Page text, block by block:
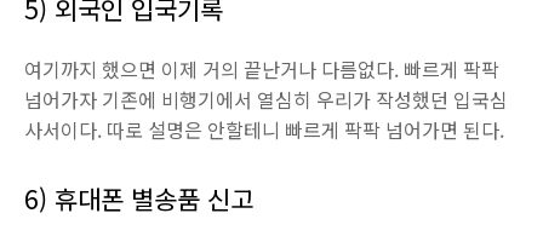
5) 외국인 입국기록
여기까지 했으면 이제 거의 끝난거나 다름없다. 빠르게 팍팍
넘어가자 기존에 비행기에서 열심히 우리가 작성했던 입국심
사서이다. 따로 설명은 안할테니 빠르게 팍팍 넘어가면 된다.
6) 휴대폰 별송품 신고